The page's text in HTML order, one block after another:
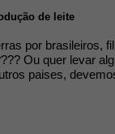
de leite
por brasileiros,
Ou quer levar
paises,